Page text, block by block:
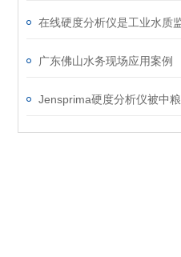
广东佛山水务现场应用案例